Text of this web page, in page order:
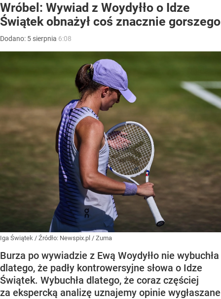
Wróbel: Wywiad z Woydyłło o Idze
Świątek obnażył coś znacznie gorszego
Dodano: 5 sierpnia 6:08
Iga Świątek / Źródło: Newspix.pl / Zuma
Burza po wywiadzie z Ewą Woydyłło nie wybuchła
dlatego, że padły kontrowersyjne słowa o Idze
Świątek. Wybuchła dlatego, że coraz częściej
za ekspercką analizę uznajemy opinie wygłaszane